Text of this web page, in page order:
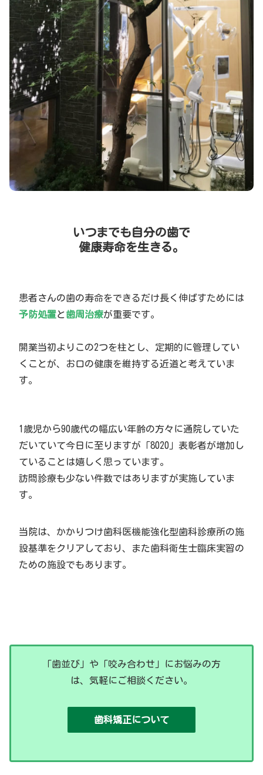
いつまでも自分の歯で
健康寿命を生きる。
患者さんの歯の寿命をできるだけ長く伸ばすためには
予防処置と歯周治療が重要です。
開業当初よりこの2つを柱とし、定期的に管理してい
くことが、お口の健康を維持する近道と考えていま
す。
1歳児から90歳代の幅広い年齢の方々に通院していた
だいていて今日に至りますが「8020」表彰者が増加し
ていることは嬉しく思っています。
訪問診療も少ない件数ではありますが実施していま
す。
当院は、かかりつけ歯科医機能強化型歯科診療所の施
設基準をクリアしており、また歯科衛生士臨床実習の
ための施設でもあります。
「歯並び」や「咬み合わせ」にお悩みの方
は、気軽にご相談ください。
歯科矯正について